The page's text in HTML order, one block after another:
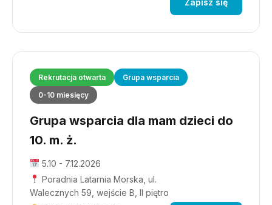
Zapisz się
Rekrutacja otwarta
Grupa wsparcia
0-10 miesięcy
Grupa wsparcia dla mam dzieci do
10. m. ż.
5.10 - 7.12.2026
Poradnia Latarnia Morska, ul.
Walecznych 59, wejście B, II piętro